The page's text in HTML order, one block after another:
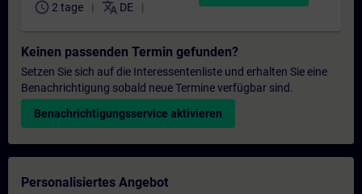
schedule 2 tage translate DE
Keinen passenden Termin gefunden?
Setzen Sie sich auf die Interessentenliste und erhalten Sie eine
Benachrichtigung sobald neue Termine verfügbar sind.
Benachrichtigungsservice aktivieren
Personalisiertes Angebot